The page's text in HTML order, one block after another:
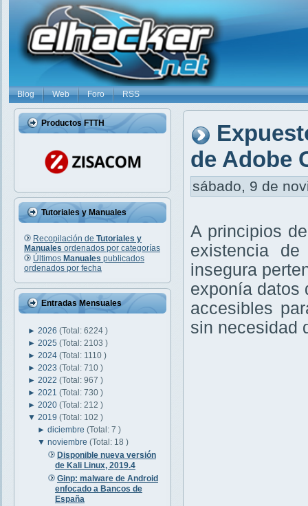
Blog Web Foro RSS
Productos FTTH
Tutoriales y Manuales
Recopilación de Tutoriales y
Manuales ordenados por categorías
Últimos Manuales publicados
ordenados por fecha
Entradas Mensuales
► 2026 (Total: 6224 )
► 2025 (Total: 2103 )
► 2024 (Total: 1110 )
► 2023 (Total: 710 )
► 2022 (Total: 967 )
► 2021 (Total: 730 )
► 2020 (Total: 212 )
▼ 2019 (Total: 102 )
►diciembre(Total: 7 )
▼noviembre(Total: 18 )
Disponible nueva versión
de Kali Linux, 2019.4
Ginp: malware de Android
enfocado a Bancos de
España
de Adobe
sábado, 9 de
A principios
existencia
insegura
exponía datos
accesibles
sin necesidad